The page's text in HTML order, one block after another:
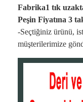
Fabrika1 tık
Peşin Fiyatına 3
-Seçtiğiniz ürünü,
müşterilerimize